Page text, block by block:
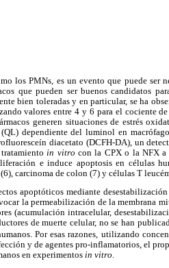
los PMNs, es un evento que puede ser
que pueden ser buenos candidatos
bien toleradas y en particular, se ha
valores entre 4 y 6 para el cociente
generen situaciones de estrés
dependiente del luminol en
diacetato (DCFH-DA), un
in vitro con la CPX o la NFX a
e induce apoptosis en células
carcinoma de colon (7) y células T
apoptóticos mediante
la permeabilización de la membrana
(acumulación intracelular,
de muerte celular, no se han
Por esas razones, utilizando
y de agentes pro-inflamatorios, el
en experimentos in vitro.